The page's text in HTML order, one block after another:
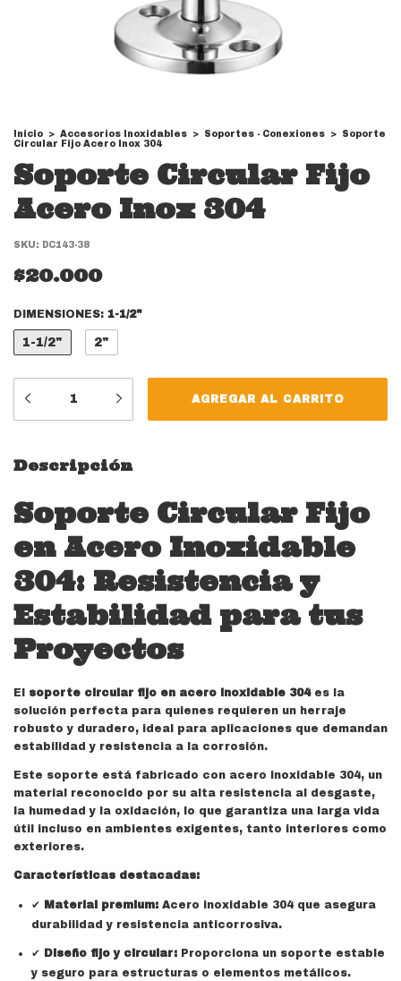
Inicio > Accesorios Inoxidables > Soportes - Conexiones >
Soporte
Circular Fijo Acero Inox 304
Soporte Circular Fijo
Acero Inox 304
SKU: DC143-38
$20.000
DIMENSIONES: 1-1/2"
1-1/2" 2"
Descripción
Soporte Circular Fijo
en Acero Inoxidable
304: Resistencia y
Estabilidad para tus
Proyectos
El soporte circular fijo en acero inoxidable 304es la
solución perfecta para quienes requieren un herraje
robusto y duradero, ideal para aplicaciones que demandan
estabilidad y resistencia a la corrosión.
Este soporte está fabricado con acero inoxidable 304, un
material reconocido por su alta resistencia al desgaste,
la humedad y la oxidación, lo que garantiza una larga vida
útil incluso en ambientes exigentes, tanto interiores como
exteriores.
Características destacadas:
✔ Material premium: Acero inoxidable 304 que asegura
durabilidad y resistencia anticorrosiva.
✔ Diseño fijo y circular: Proporciona un soporte estable
y seguro para estructuras o elementos metálicos.